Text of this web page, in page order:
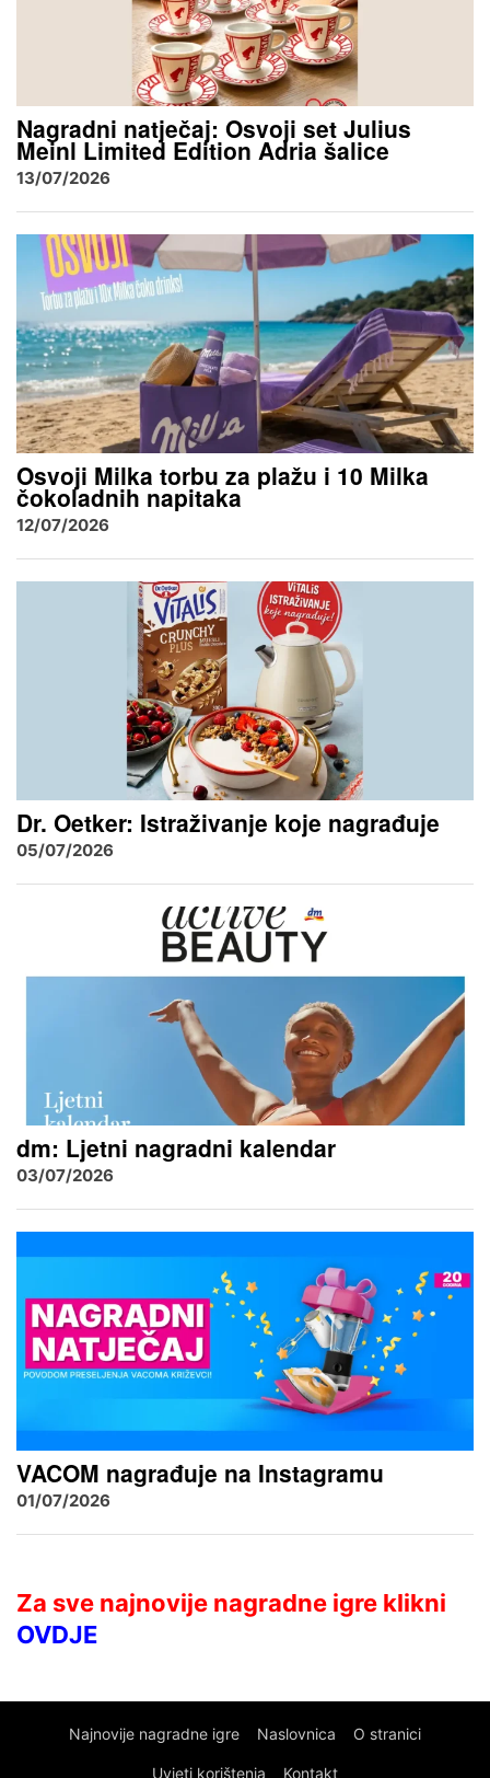
Nagradni natječaj: Osvoji set Julius
Meinl Limited Edition Adria šalice
13/07/2026
Osvoji Milka torbu za plažu i 10 Milka
čokoladnih napitaka
12/07/2026
Dr. Oetker: Istraživanje koje nagrađuje
05/07/2026
dm: Ljetni nagradni kalendar
03/07/2026
VACOM nagrađuje na Instagramu
01/07/2026
Za sve najnovije nagradne igre klikni
OVDJE
Najnovije nagradne igre Naslovnica O stranici
Uvjeti korištenja Kontakt